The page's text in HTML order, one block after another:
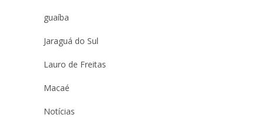
guaíba
Jaraguá do Sul
Lauro de Freitas
Macaé
Notícias